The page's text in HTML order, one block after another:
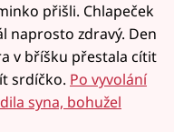
přišli. Chlapeček
naprosto zdravý. Den
v bříšku přestala cítit
srdíčko. Po vyvolání
syna, bohužel